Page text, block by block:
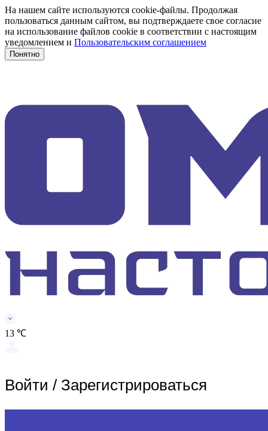
На нашем сайте используются cookie-файлы. Продолжая
пользоваться данным сайтом, вы подтверждаете свое согласие
на использование файлов cookie в соответствии с настоящим
уведомлением и Пользовательским соглашением
Понятно
13 ℃
Войти / Зарегистрироваться